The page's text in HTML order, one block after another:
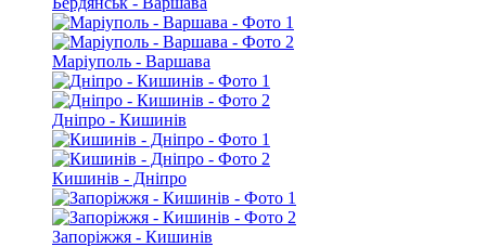
Маріуполь - Варшава
Дніпро - Кишинів
Кишинів - Дніпро
Запоріжжя - Кишинів